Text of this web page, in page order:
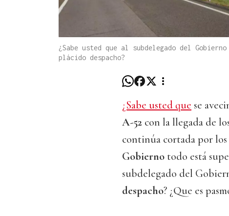
¿Sabe usted que al subdelegado del
plácido despacho?
¿Sabe usted que se
A-52 con la llegada de
continúa cortada por los
Gobierno todo está
subdelegado del
despacho? ¿Que es